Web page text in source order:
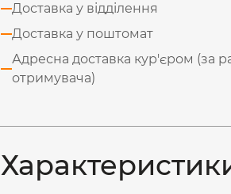
Доставка у відділення
Доставка у поштомат
Адресна доставка кур'єром (за
отримувача)